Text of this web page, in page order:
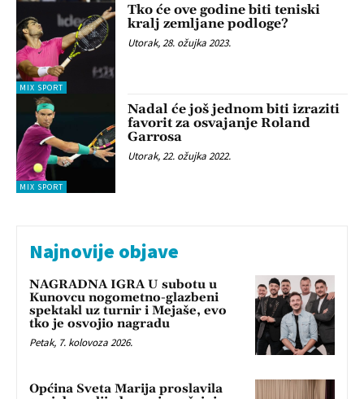
MIX SPORT
Tko će ove godine biti teniski
kralj zemljane podloge?
Utorak, 28. ožujka 2023.
MIX SPORT
Nadal će još jednom biti izraziti
favorit za osvajanje Roland
Garrosa
Utorak, 22. ožujka 2022.
Najnovije objave
NAGRADNA IGRA U subotu u
Kunovcu nogometno-glazbeni
spektakl uz turnir i Mejaše, evo
tko je osvojio nagradu
Petak, 7. kolovoza 2026.
Općina Sveta Marija proslavila